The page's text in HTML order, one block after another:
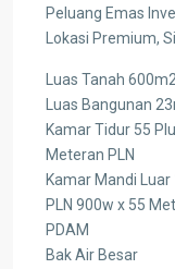
Peluang Emas
Lokasi Premium,
Luas Tanah 600m2
Luas Bangunan
Kamar Tidur 55
Meteran PLN
Kamar Mandi Luar
PLN 900w x 55
PDAM
Bak Air Besar